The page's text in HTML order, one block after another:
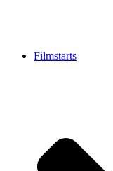
Filmstarts